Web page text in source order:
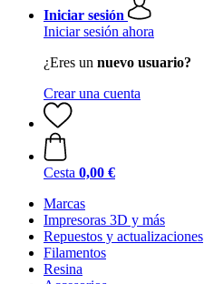
Iniciar sesión
Iniciar sesión ahora
¿Eres un nuevo usuario?
Crear una cuenta
Cesta 0,00 €
Marcas
Impresoras 3D y más
Repuestos y actualizaciones
Filamentos
Resina